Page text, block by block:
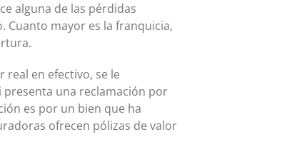
alguna de las pérdidas
Cuanto mayor es la franquicia,
real en efectivo, se le
una reclamación por
es por un bien que ha
ofrecen pólizas de valor